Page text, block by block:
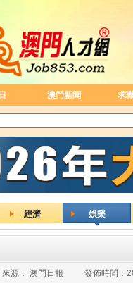
澳門新聞 求
經濟 娛樂
源： 澳門日報 發佈時間：